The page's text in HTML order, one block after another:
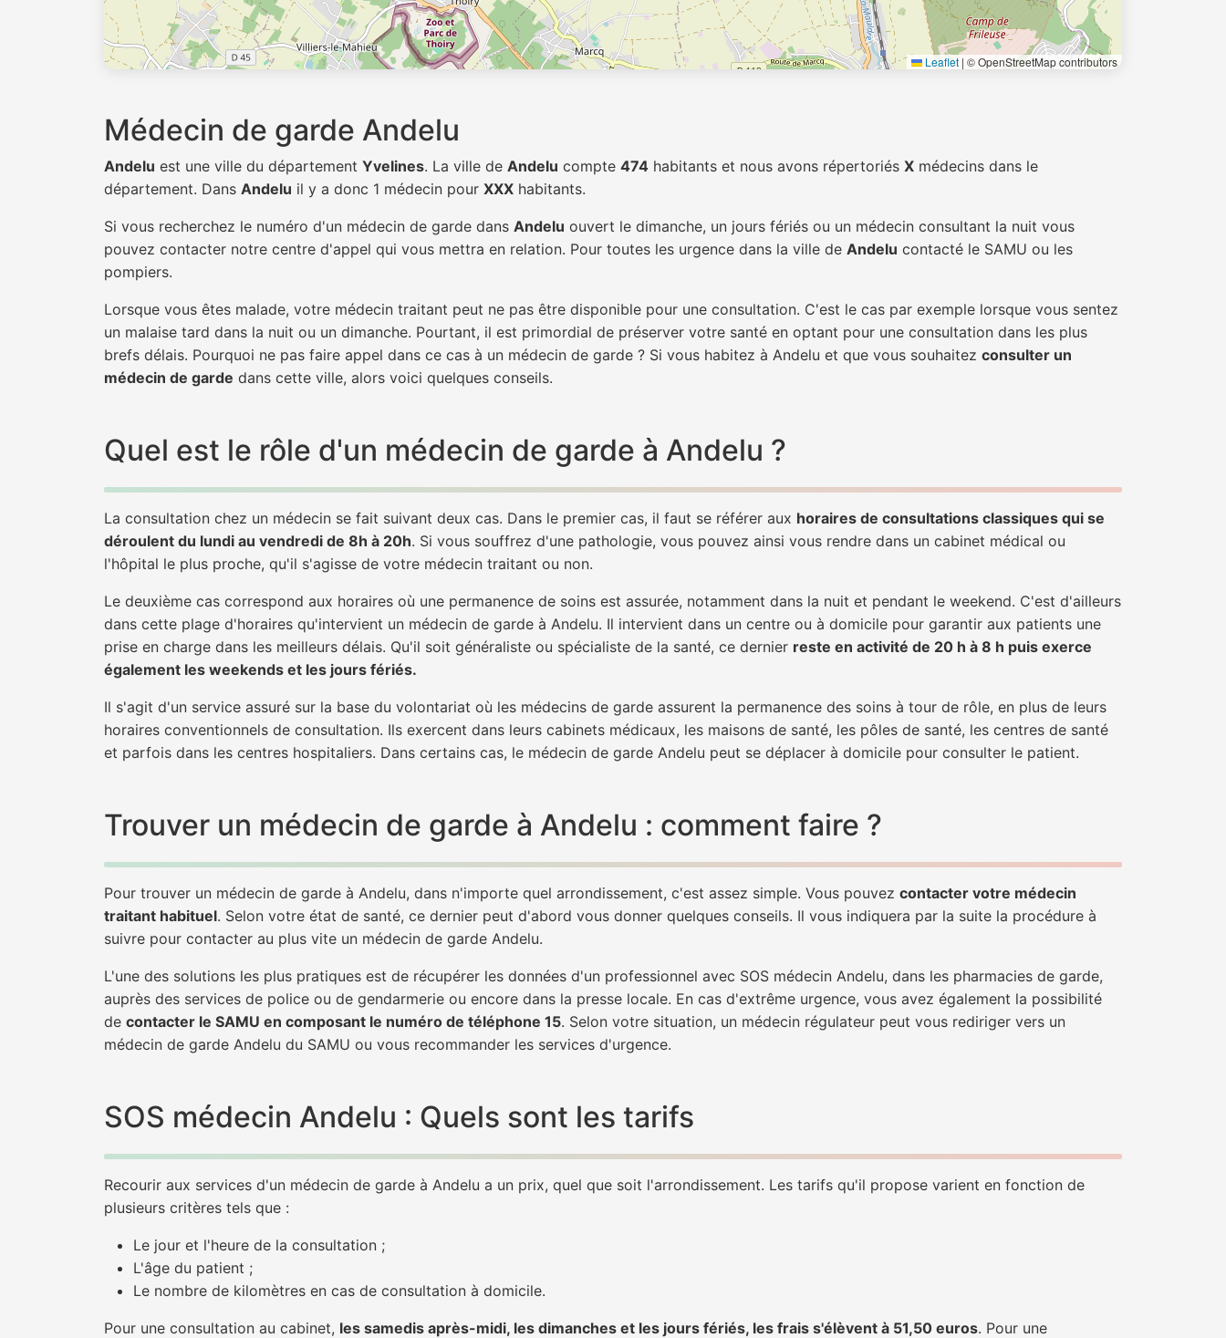
Leaflet | © OpenStreetMap contributors
Médecin de garde Andelu
Andelu est une ville du département Yvelines. La ville de Andelu compte 474 habitants et nous avons répertoriés X médecins dans le
département. Dans Andelu il y a donc 1 médecin pour XXX habitants.
Si vous recherchez le numéro d'un médecin de garde dans Andelu ouvert le dimanche, un jours fériés ou un médecin consultant la nuit vous
pouvez contacter notre centre d'appel qui vous mettra en relation. Pour toutes les urgence dans la ville de Andelu contacté le SAMU ou les
pompiers.
Lorsque vous êtes malade, votre médecin traitant peut ne pas être disponible pour une consultation. C'est le cas par exemple lorsque vous sentez
un malaise tard dans la nuit ou un dimanche. Pourtant, il est primordial de préserver votre santé en optant pour une consultation dans les plus
brefs délais. Pourquoi ne pas faire appel dans ce cas à un médecin de garde ? Si vous habitez à Andelu et que vous souhaitez consulter un
médecin de garde dans cette ville, alors voici quelques conseils.
Quel est le rôle d'un médecin de garde à Andelu ?
La consultation chez un médecin se fait suivant deux cas. Dans le premier cas, il faut se référer aux horaires de consultations classiques qui se
déroulent du lundi au vendredi de 8h à 20h. Si vous souffrez d'une pathologie, vous pouvez ainsi vous rendre dans un cabinet médical ou
l'hôpital le plus proche, qu'il s'agisse de votre médecin traitant ou non.
Le deuxième cas correspond aux horaires où une permanence de soins est assurée, notamment dans la nuit et pendant le weekend. C'est d'ailleurs
dans cette plage d'horaires qu'intervient un médecin de garde à Andelu. Il intervient dans un centre ou à domicile pour garantir aux patients une
prise en charge dans les meilleurs délais. Qu'il soit généraliste ou spécialiste de la santé, ce dernier reste en activité de 20 h à 8 h puis exerce
également les weekends et les jours fériés.
Il s'agit d'un service assuré sur la base du volontariat où les médecins de garde assurent la permanence des soins à tour de rôle, en plus de leurs
horaires conventionnels de consultation. Ils exercent dans leurs cabinets médicaux, les maisons de santé, les pôles de santé, les centres de santé
et parfois dans les centres hospitaliers. Dans certains cas, le médecin de garde Andelu peut se déplacer à domicile pour consulter le patient.
Trouver un médecin de garde à Andelu : comment faire ?
Pour trouver un médecin de garde à Andelu, dans n'importe quel arrondissement, c'est assez simple. Vous pouvez contacter votre médecin
traitant habituel. Selon votre état de santé, ce dernier peut d'abord vous donner quelques conseils. Il vous indiquera par la suite la procédure à
suivre pour contacter au plus vite un médecin de garde Andelu.
L'une des solutions les plus pratiques est de récupérer les données d'un professionnel avec SOS médecin Andelu, dans les pharmacies de garde,
auprès des services de police ou de gendarmerie ou encore dans la presse locale. En cas d'extrême urgence, vous avez également la possibilité
de contacter le SAMU en composant le numéro de téléphone 15. Selon votre situation, un médecin régulateur peut vous rediriger vers un
médecin de garde Andelu du SAMU ou vous recommander les services d'urgence.
SOS médecin Andelu : Quels sont les tarifs
Recourir aux services d'un médecin de garde à Andelu a un prix, quel que soit l'arrondissement. Les tarifs qu'il propose varient en fonction de
plusieurs critères tels que :
Le jour et l'heure de la consultation ;
L'âge du patient ;
Le nombre de kilomètres en cas de consultation à domicile.
Pour une consultation au cabinet, les samedis après-midi, les dimanches et les jours fériés, les frais s'élèvent à 51,50 euros. Pour une